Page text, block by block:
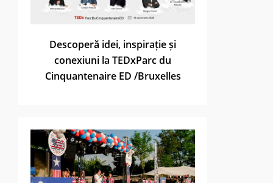
Descoperă idei, inspirație și
conexiuni la TEDxParc du
Cinquantenaire ED /Bruxelles